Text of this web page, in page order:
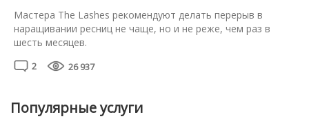
Мастера The Lashes рекомендуют делать перерыв в
наращивании ресниц не чаще, но и не реже, чем раз в
шесть месяцев.
направления ресничек достаточно одного месяца при
2 26 937
Популярные услуги